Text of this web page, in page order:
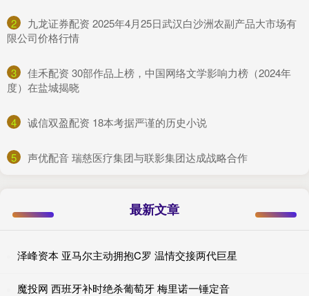
2
​九龙证券配资 2025年4月25日武汉白沙洲农副产品大市场有
限公司价格行情
3
​佳禾配资 30部作品上榜，中国网络文学影响力榜（2024年
度）在盐城揭晓
4 ​诚信双盈配资 18本考据严谨的历史小说
5 ​声优配音 瑞慈医疗集团与联影集团达成战略合作
最新文章
泽峰资本 亚马尔主动拥抱C罗 温情交接两代巨星
魔投网 西班牙补时绝杀葡萄牙 梅里诺一锤定音